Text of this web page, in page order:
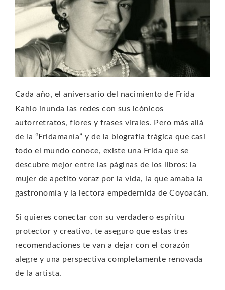
Cada año, el aniversario del nacimiento de Frida
Kahlo inunda las redes con sus icónicos
autorretratos, flores y frases virales. Pero más allá
de la “Fridamanía” y de la biografía trágica que casi
todo el mundo conoce, existe una Frida que se
descubre mejor entre las páginas de los libros: la
mujer de apetito voraz por la vida, la que amaba la
gastronomía y la lectora empedernida de Coyoacán.
Si quieres conectar con su verdadero espíritu
protector y creativo, te aseguro que estas tres
recomendaciones te van a dejar con el corazón
alegre y una perspectiva completamente renovada
de la artista.